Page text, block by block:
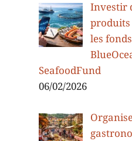
Investir
produits
les
SeafoodFund
06/02/2026